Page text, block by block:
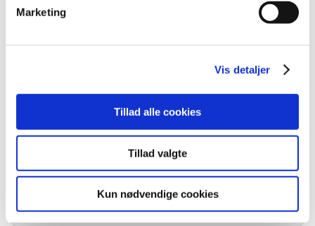
Marketing
Vis detaljer
Tillad alle cookies
Tillad valgte
Kun nødvendige cookies
Ingen aktive hold
Kontakt os for oprettelse
Målgruppe
Kursusbevis